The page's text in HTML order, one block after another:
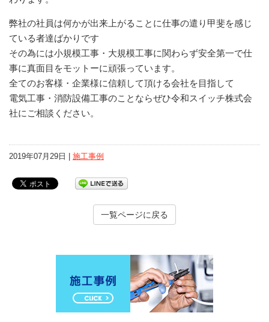
弊社の社員は何かが出来上がることに仕事の遣り甲斐を感じ
ている者達ばかりです
その為には小規模工事・大規模工事に関わらず安全第一で仕
事に真面目をモットーに頑張っています。
全てのお客様・企業様に信頼して頂ける会社を目指して
電気工事・消防設備工事のことならぜひ令和スイッチ株式会
社にご相談ください。
2019年07月29日 | 施工事例
一覧ページに戻る